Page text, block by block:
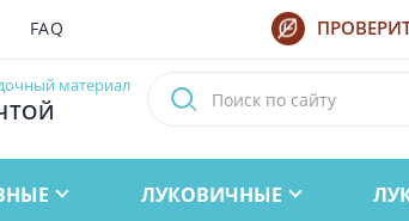
FAQ
материал
ЛУКОВИЧНЫЕ